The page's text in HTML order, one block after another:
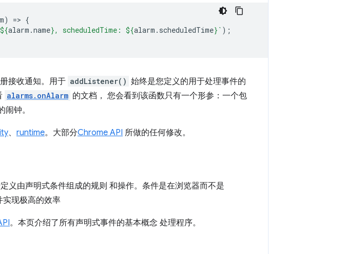
) => {
${alarm .name}, scheduledTime: ${alarm . scheduledTime} ` );
接收通知。用于 addListener() 始终是您定义的用于处理事件的
alarms.onAlarm 的文档， 您会看到该函数只有一个形参：一个包
闹钟。
、 runtime。大部分Chrome API 所做的任何修改。
义由声明式条件组成的规则 和操作。条件是在浏览器而不是
现极高的效率
。本页介绍了所有声明式事件的基本概念 处理程序。